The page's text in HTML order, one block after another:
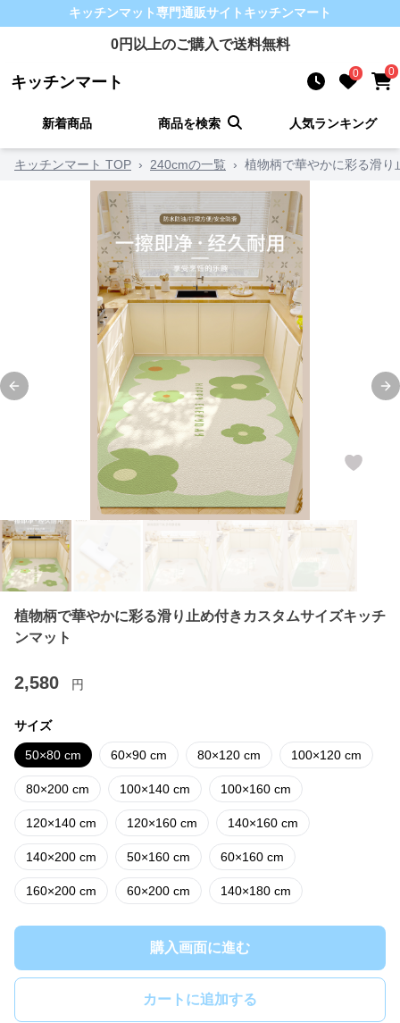
キッチンマット専門通販サイト キッチンマート
0円以上のご購入で送料無料
キッチンマート 0 0
新着商品 商品を検索 人気ランキング
キッチンマート TOP › 240cmの一覧 › 植物柄で華やかに彩る滑
Previous slide
植物柄で華やかに彩る滑り止め付きカスタムサイズキッチ
ンマット
2,580 円
サイズ
50×80 cm 60×90 cm 80×120 cm 100×120 cm
80×200 cm 100×140 cm 100×160 cm
120×140 cm 120×160 cm 140×160 cm
140×200 cm 50×160 cm 60×160 cm
160×200 cm 60×200 cm 140×180 cm
購入画面に進む
カートに追加する